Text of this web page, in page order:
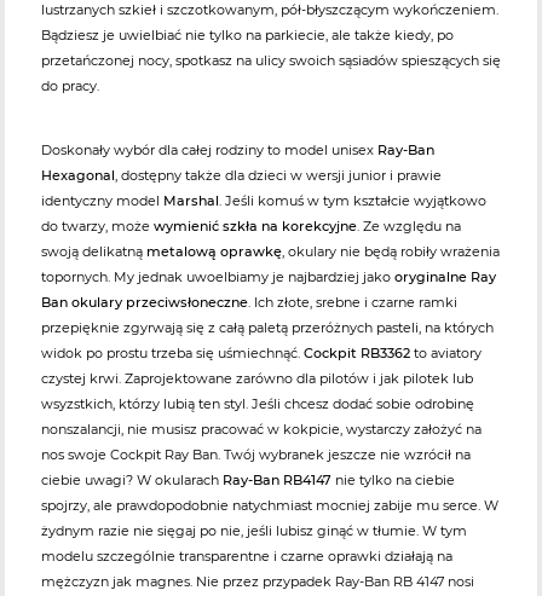
lustrzanych szkieł i szczotkowanym, pół-błyszczącym wykończeniem.
Bądziesz je uwielbiać nie tylko na parkiecie, ale także kiedy, po
przetańczonej nocy, spotkasz na ulicy swoich sąsiadów spieszących się
do pracy.
Doskonały wybór dla całej rodziny to model unisex Ray-Ban
Hexagonal, dostępny także dla dzieci w wersji junior i prawie
identyczny model Marshal. Jeśli komuś w tym kształcie wyjątkowo
do twarzy, może wymienić szkła na korekcyjne. Ze względu na
swoją delikatną metalową oprawkę, okulary nie będą robiły wrażenia
topornych. My jednak uwoelbiamy je najbardziej jako oryginalne Ray
Ban okulary przeciwsłoneczne. Ich złote, srebne i czarne ramki
przepięknie zgyrwają się z całą paletą przeróżnych pasteli, na których
widok po prostu trzeba się uśmiechnąć. Cockpit RB3362 to aviatory
czystej krwi. Zaprojektowane zarówno dla pilotów i jak pilotek lub
wsyzstkich, którzy lubią ten styl. Jeśli chcesz dodać sobie odrobinę
nonszalancji, nie musisz pracować w kokpicie, wystarczy założyć na
nos swoje Cockpit Ray Ban. Twój wybranek jeszcze nie wzrócił na
ciebie uwagi? W okularach Ray-Ban RB4147 nie tylko na ciebie
spojrzy, ale prawdopodobnie natychmiast mocniej zabije mu serce. W
żydnym razie nie sięgaj po nie, jeśli lubisz ginąć w tłumie. W tym
modelu szczególnie transparentne i czarne oprawki działają na
mężczyzn jak magnes. Nie przez przypadek Ray-Ban RB 4147 nosi